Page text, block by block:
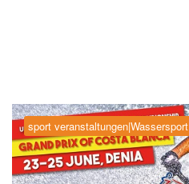
sport veranstaltungen|Wassersport